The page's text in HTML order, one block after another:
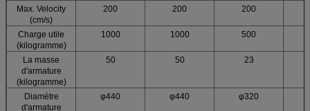
Max. Velocity
(cm/s)
200 200 200
Charge utile
(kilogramme)
1000 1000 500
La masse
d'armature
(kilogramme)
50 50 23
Diamètre
d'armature
φ440 φ440 φ320